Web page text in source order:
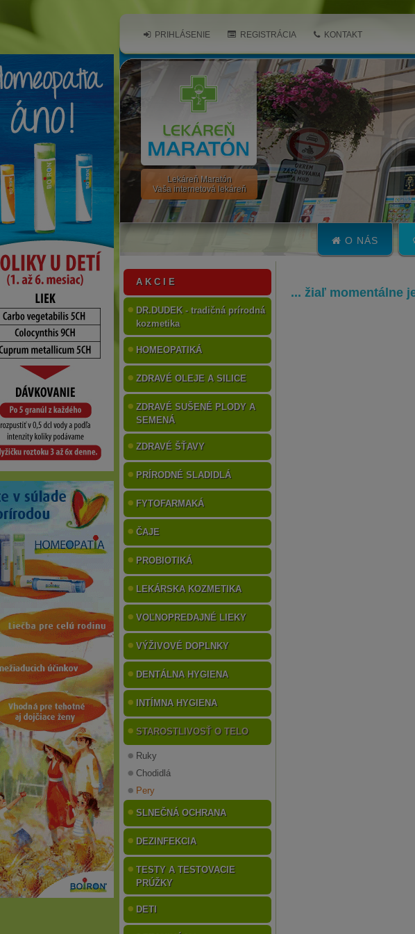
Lekáreň Maratón
Vaša internetová lekáreň
PRIHLÁSENIE REGISTRÁCIA KONTAKT
O NÁS
A K C I E
DR.DUDEK - tradičná prírodná
kozmetika
HOMEOPATIKÁ
ZDRAVÉ OLEJE A SILICE
ZDRAVÉ SUŠENÉ PLODY A
SEMENÁ
ZDRAVÉ ŠŤAVY
PRÍRODNÉ SLADIDLÁ
FYTOFARMAKÁ
ČAJE
PROBIOTIKÁ
LEKÁRSKA KOZMETIKA
VOĽNOPREDAJNÉ LIEKY
VÝŽIVOVÉ DOPLNKY
DENTÁLNA HYGIENA
INTÍMNA HYGIENA
STAROSTLIVOSŤ O TELO
Ruky
Chodidlá
Pery
SLNEČNÁ OCHRANA
DEZINFEKCIA
TESTY A TESTOVACIE
PRÚŽKY
DETI
... žiaľ momentálne